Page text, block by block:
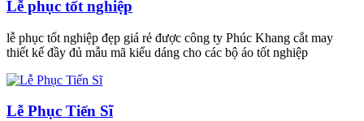
Lễ phục tốt nghiệp
lễ phục tốt nghiệp đẹp giá rẻ được công ty Phúc Khang cắt may
thiết kế đầy đủ mẫu mã kiểu dáng cho các bộ áo tốt nghiệp
Lễ Phục Tiến Sĩ